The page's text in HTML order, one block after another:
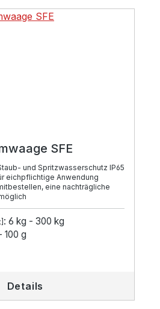
SFE
und Spritzwasserschutz IP65
eichpflichtige Anwendung
eine nachträgliche
: 6 kg - 300 kg
100 g
Details